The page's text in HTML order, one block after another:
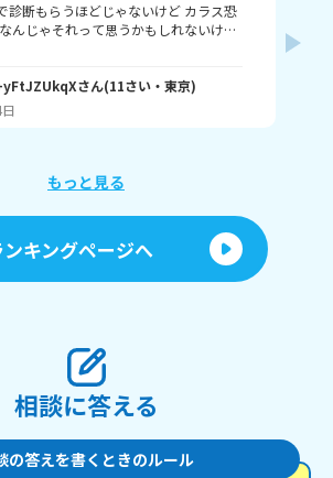
診断もらうほどじゃないけど カラス恐
んじゃそれって思うかもしれないけど
持っていますか？
さん(11さい・ 東京)
もっと見る
ンキングページへ
相談に答える
の答えを書くときのルール